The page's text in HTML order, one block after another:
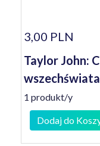
3,00 PLN
Taylor John:
1 produkt/y
Dodaj do